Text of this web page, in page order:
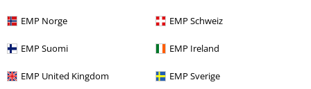
EMP Norge EMP Schweiz
EMP Suomi EMP Ireland
EMP United Kingdom EMP Sverige
More categories. More options.
Značky Krátké kabáty
Novinky Krátké kabáty